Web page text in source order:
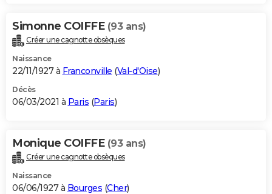
Simonne COIFFE (93 ans)
Créer une cagnotte obsèques
Naissance
22/11/1927 à Franconville (Val-d'Oise)
Décès
06/03/2021 à Paris (Paris)
Monique COIFFE (93 ans)
Créer une cagnotte obsèques
Naissance
06/06/1927 à Bourges (Cher)